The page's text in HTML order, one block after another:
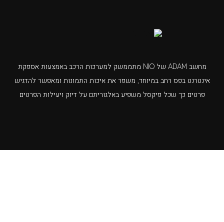
מחשב ADAM של NIO מתממשק למערכות הרכב באמצעות אספקת
אינטרנט בפס רחב במיוחד, משפר את איכות התמונות ומאפשר להדגיש
פרטים כך שכל פיקסל משפיע באלגוריתם על דיוק ויעילות הפרטים